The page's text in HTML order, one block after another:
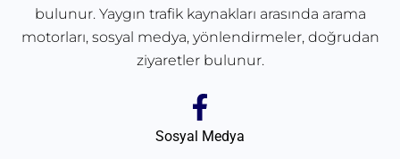
bulunur. Yaygın trafik kaynakları arasında arama
motorları, sosyal medya, yönlendirmeler, doğrudan
ziyaretler bulunur.
Sosyal Medya